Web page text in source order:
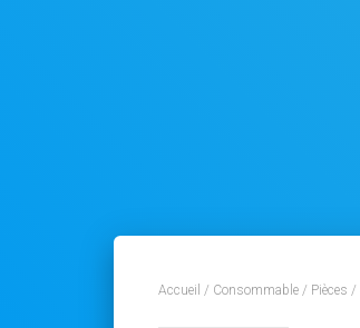
Accueil / Consommable / Pièces /